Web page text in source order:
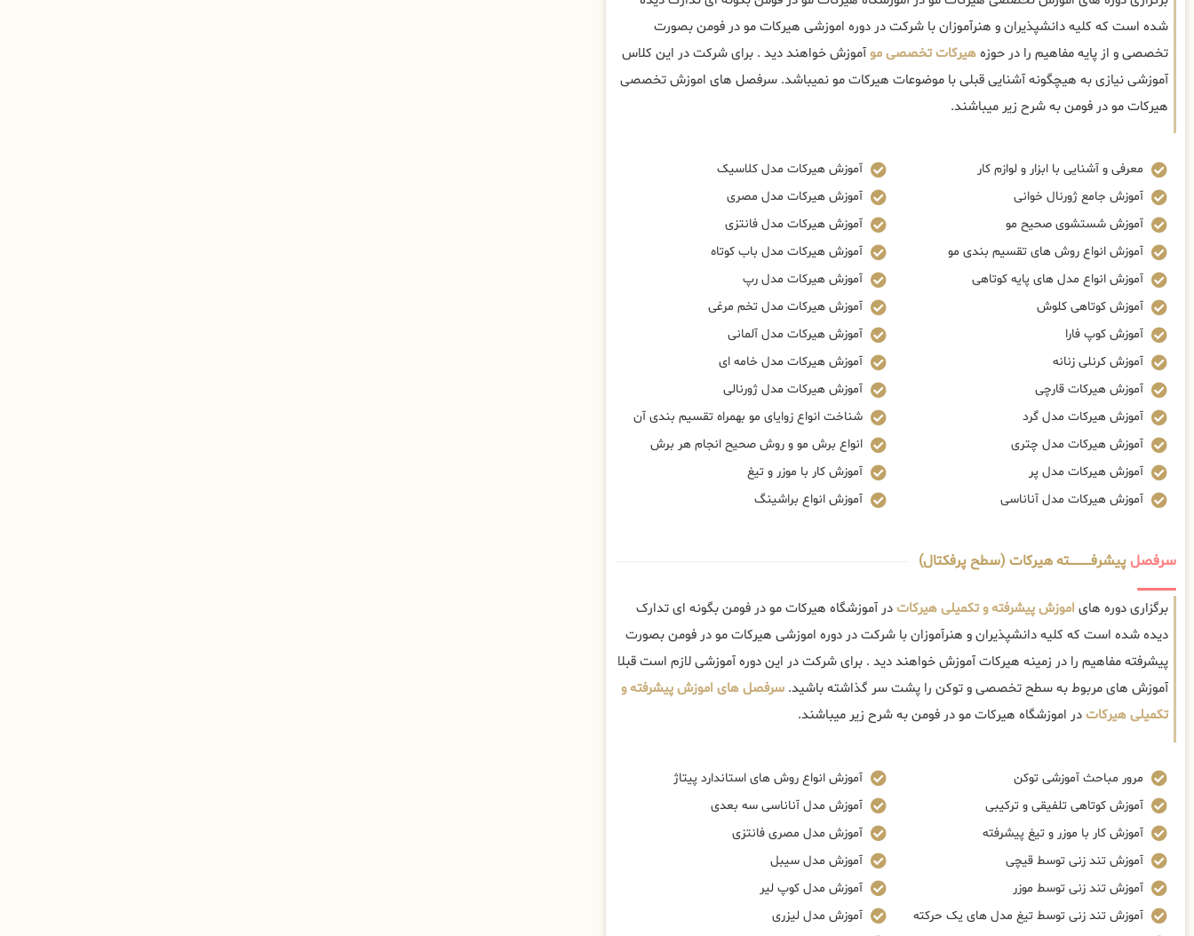
شده است که کلیه دانشپذیران و هنرآموزان با شرکت در دوره اموزشی هیرکات مو در فومن بصورت
تخصصی و از پایه مفاهیم را در حوزههیرکات تخصصی موآموزش خواهند دید . برای شرکت در این کلاس
آموزشی نیازی به هیچگونه آشنایی قبلی با موضوعات هیرکات مو نمیباشد. سرفصل های اموزش تخصصی
هیرکات مو در فومن به شرح زیر میباشند.
معرفی و آشنایی با ابزار و لوازم کار
آموزش جامع ژورنال خوانی
آموزش شستشوی صحیح مو
آموزش انواع روش های تقسیم بندی مو
آموزش انواع مدل های پایه کوتاهی
آموزش کوتاهی کلوش
آموزش کوپ فارا
آموزش کرنلی زنانه
آموزش هیرکات قارچی
آموزش هیرکات مدل گرد
آموزش هیرکات مدل چتری
آموزش هیرکات مدل پر
آموزش هیرکات مدل آناناسی
آموزش هیرکات مدل کلاسیک
آموزش هیرکات مدل مصری
آموزش هیرکات مدل فانتزی
آموزش هیرکات مدل باب کوتاه
آموزش هیرکات مدل رپ
آموزش هیرکات مدل تخم مرغی
آموزش هیرکات مدل آلمانی
آموزش هیرکات مدل خامه ای
آموزش هیرکات مدل ژورنالی
شناخت انواع زوایای مو بهمراه تقسیم بندی آن
انواع برش مو و روش صحیح انجام هر برش
آموزش کار با موزر و تیغ
آموزش انواع براشینگ
سرفصلپیشرفــــــــــــته هیرکات (سطح پرفکتال)
برگزاری دوره های اموزش پیشرفته و تکمیلی هیرکاتدر آموزشگاه هیرکات مو در فومن بگونه ای تدارک
دیده شده است که کلیه دانشپذیران و هنرآموزان با شرکت در دوره اموزشی هیرکات مو در فومن بصورت
پیشرفته مفاهیم را در زمینه هیرکات آموزش خواهند دید . برای شرکت در این دوره آموزشی لازم است قبلا
آموزش های مربوط به سطح تخصصی و توکن را پشت سر گذاشته باشید. سرفصل های اموزش پیشرفته و
تکمیلی هیرکاتدر اموزشگاه هیرکات مو در فومن به شرح زیر میباشند.
مرور مباحث آموزشی توکن
آموزش کوتاهی تلفیقی و ترکیبی
آموزش کار با موزر و تیغ پیشرفته
آموزش تند زنی توسط قیچی
آموزش تند زنی توسط موزر
آموزش تند زنی توسط تیغ مدل های یک حرکته
آموزش انواع روش های استاندارد پیتاژ
آموزش مدل آناناسی سه بعدی
آموزش مدل مصری فانتزی
آموزش مدل سیبل
آموزش مدل کوپ لیر
آموزش مدل لیزری